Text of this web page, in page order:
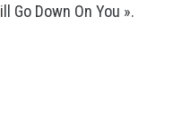
Go Down On You ».